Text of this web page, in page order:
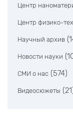
Центр
Центр физико-
Научный архив
Новости науки
СМИ о нас (574)
Видеосюжеты